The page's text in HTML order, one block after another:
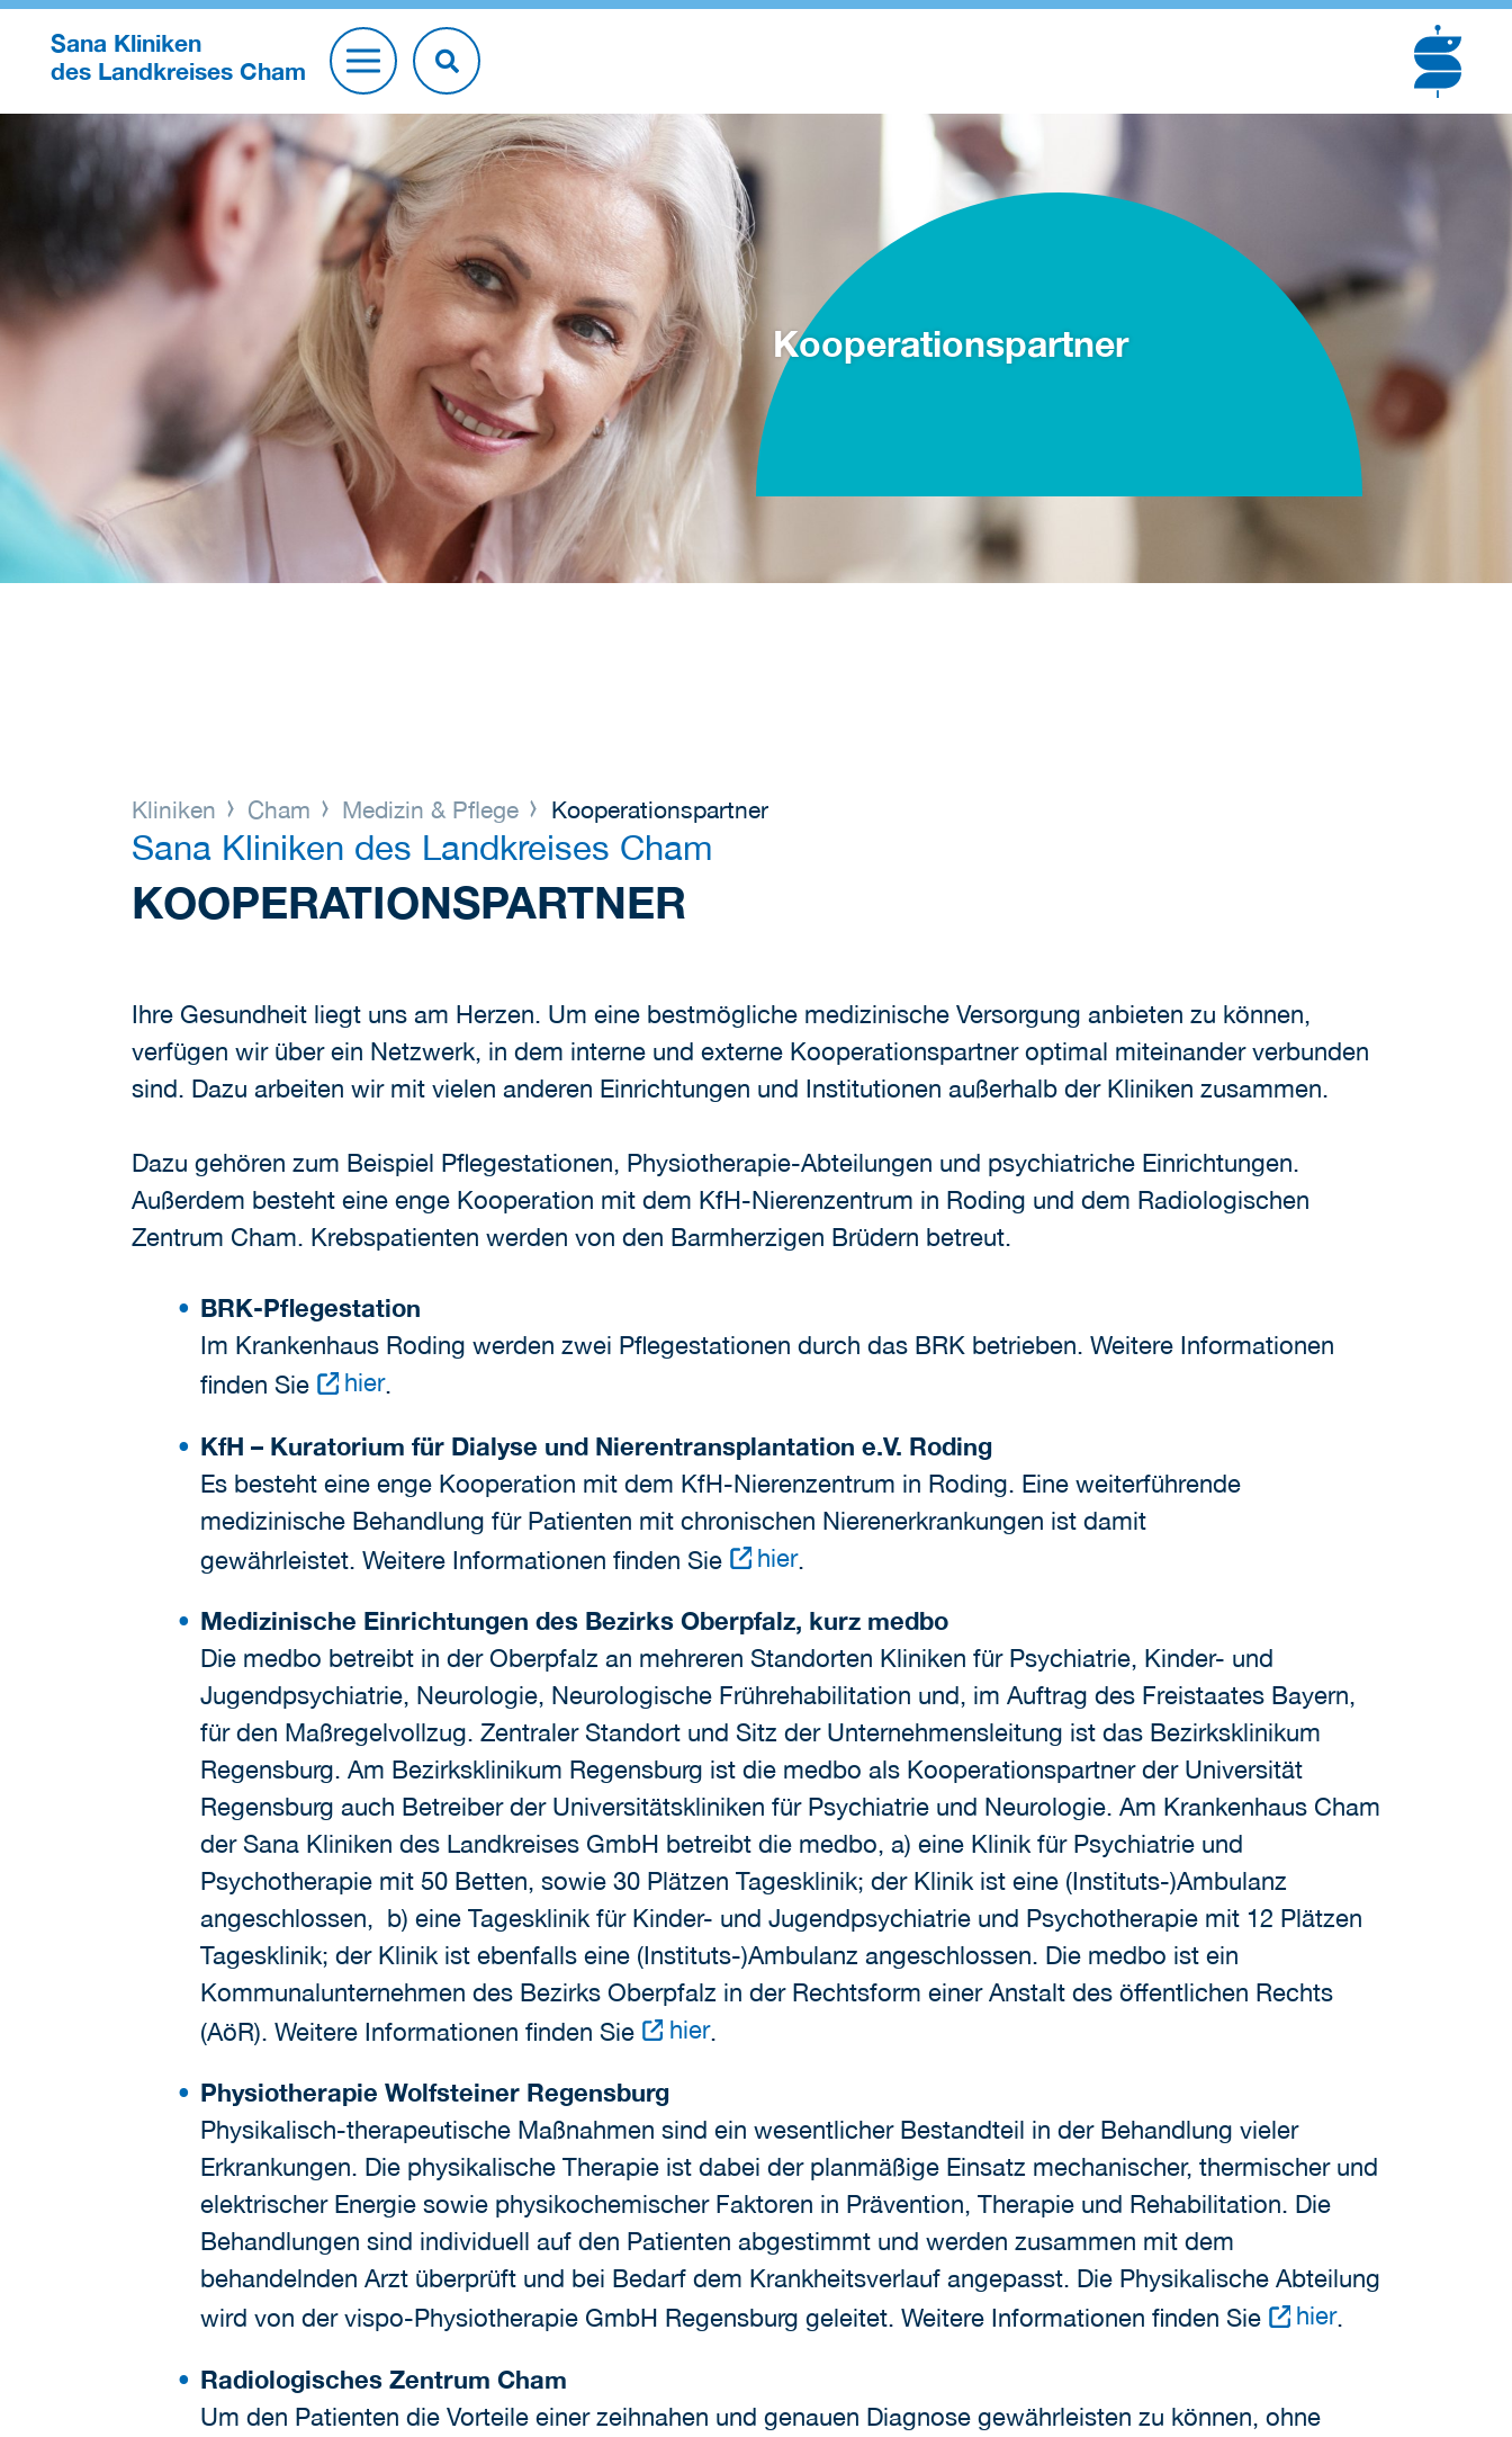
Sana Kliniken
des Landkreises Cham
Kooperationspartner
Kliniken Cham Medizin & Pflege Kooperationspartner
Sana Kliniken des Landkreises Cham
KOOPERATIONSPARTNER
Ihre Gesundheit liegt uns am Herzen. Um eine bestmögliche medizinische Versorgung anbieten zu können,
verfügen wir über ein Netzwerk, in dem interne und externe Kooperationspartner optimal miteinander verbunden
sind. Dazu arbeiten wir mit vielen anderen Einrichtungen und Institutionen außerhalb der Kliniken zusammen.
Dazu gehören zum Beispiel Pflegestationen, Physiotherapie-Abteilungen und psychiatriche Einrichtungen.
Außerdem besteht eine enge Kooperation mit dem KfH-Nierenzentrum in Roding und dem Radiologischen
Zentrum Cham. Krebspatienten werden von den Barmherzigen Brüdern betreut.
BRK-Pflegestation
Im Krankenhaus Roding werden zwei Pflegestationen durch das BRK betrieben. Weitere Informationen
finden Sie
hier.
KfH – Kuratorium für Dialyse und Nierentransplantation e.V. Roding
Es besteht eine enge Kooperation mit dem KfH-Nierenzentrum in Roding. Eine weiterführende
medizinische Behandlung für Patienten mit chronischen Nierenerkrankungen ist damit
gewährleistet. Weitere Informationen finden Sie
hier.
Medizinische Einrichtungen des Bezirks Oberpfalz, kurz medbo
Die medbo betreibt in der Oberpfalz an mehreren Standorten Kliniken für Psychiatrie, Kinder- und
Jugendpsychiatrie, Neurologie, Neurologische Frührehabilitation und, im Auftrag des Freistaates Bayern,
für den Maßregelvollzug. Zentraler Standort und Sitz der Unternehmensleitung ist das Bezirksklinikum
Regensburg. Am Bezirksklinikum Regensburg ist die medbo als Kooperationspartner der Universität
Regensburg auch Betreiber der Universitätskliniken für Psychiatrie und Neurologie. Am Krankenhaus Cham
der Sana Kliniken des Landkreises GmbH betreibt die medbo, a) eine Klinik für Psychiatrie und
Psychotherapie mit 50 Betten, sowie 30 Plätzen Tagesklinik; der Klinik ist eine (Instituts-)Ambulanz
angeschlossen, b) eine Tagesklinik für Kinder- und Jugendpsychiatrie und Psychotherapie mit 12 Plätzen
Tagesklinik; der Klinik ist ebenfalls eine (Instituts-)Ambulanz angeschlossen. Die medbo ist ein
Kommunalunternehmen des Bezirks Oberpfalz in der Rechtsform einer Anstalt des öffentlichen Rechts
(AöR). Weitere Informationen finden Sie
hier.
Physiotherapie Wolfsteiner Regensburg
Physikalisch-therapeutische Maßnahmen sind ein wesentlicher Bestandteil in der Behandlung vieler
Erkrankungen. Die physikalische Therapie ist dabei der planmäßige Einsatz mechanischer, thermischer und
elektrischer Energie sowie physikochemischer Faktoren in Prävention, Therapie und Rehabilitation. Die
Behandlungen sind individuell auf den Patienten abgestimmt und werden zusammen mit dem
behandelnden Arzt überprüft und bei Bedarf dem Krankheitsverlauf angepasst. Die Physikalische Abteilung
wird von der vispo-Physiotherapie GmbH Regensburg geleitet. Weitere Informationen finden Sie
hier.
Radiologisches Zentrum Cham
Um den Patienten die Vorteile einer zeihnahen und genauen Diagnose gewährleisten zu können, ohne